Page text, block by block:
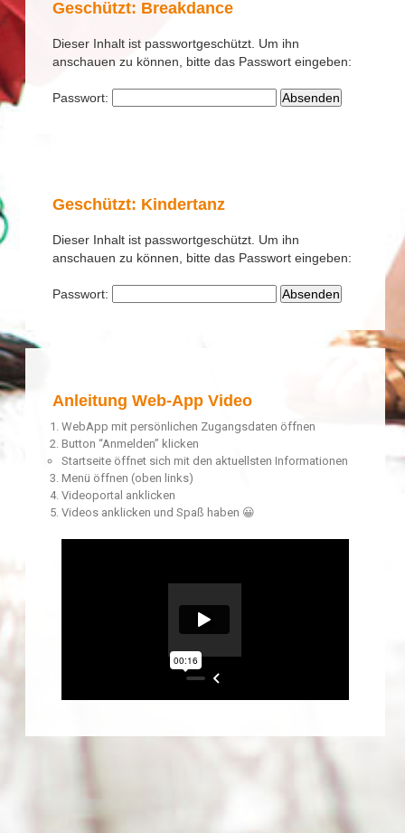
Geschützt: Breakdance
Dieser Inhalt ist passwortgeschützt. Um ihn
anschauen zu können, bitte das Passwort eingeben:
Passwort:
Geschützt: Kindertanz
Dieser Inhalt ist passwortgeschützt. Um ihn
anschauen zu können, bitte das Passwort eingeben:
Passwort:
Anleitung Web-App Video
WebApp mit persönlichen Zugangsdaten öffnen
Button “Anmelden” klicken
Startseite öffnet sich mit den aktuellsten Informationen
Menü öffnen (oben links)
Videoportal anklicken
Videos anklicken und Spaß haben 😀